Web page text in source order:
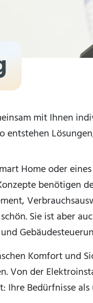
mit Ihnen
entstehen
Home oder
benötigen
Sie ist aber
Komfort und
Von der
Ihre Bedürfnisse